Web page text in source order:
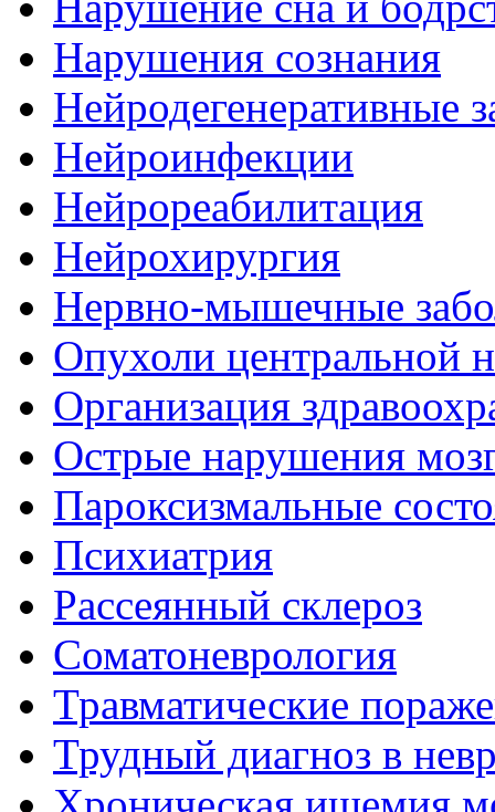
Нарушения сознания
Нейродегенеративные
Нейроинфекции
Нейрореабилитация
Нейрохирургия
Нервно-мышечные
Опухоли центральной
Организация
Острые нарушения
Пароксизмальные
Психиатрия
Рассеянный склероз
Соматоневрология
Травматические
Трудный диагноз в